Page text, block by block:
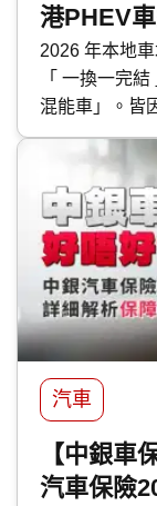
港PHEV
保養及使
2026 年本地
「 一換一完
混能車」。皆
魔又毋須為續
車型，便成為
便為大家盤點
還有選購及日
汽車
【中銀車
汽車保險